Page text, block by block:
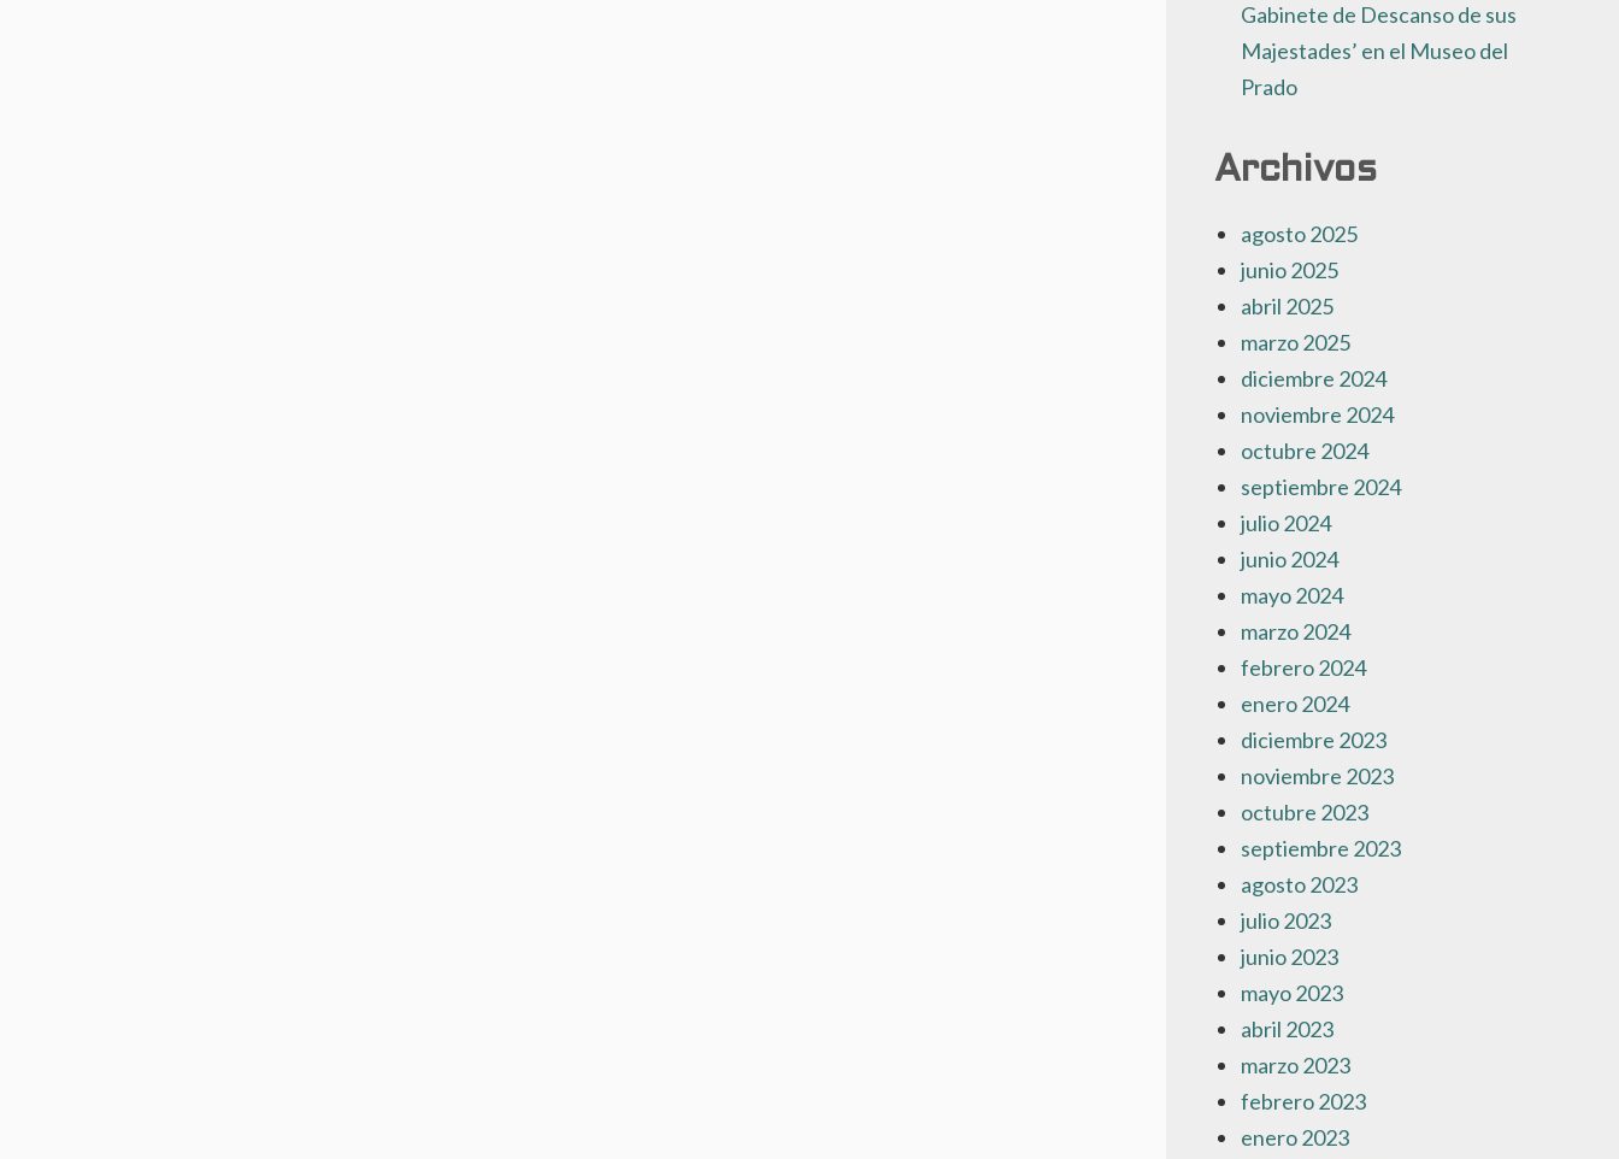
Gabinete de Descanso de sus
Majestades’ en el Museo del
Prado
Archivos
agosto 2025
junio 2025
abril 2025
marzo 2025
diciembre 2024
noviembre 2024
octubre 2024
septiembre 2024
julio 2024
junio 2024
mayo 2024
marzo 2024
febrero 2024
enero 2024
diciembre 2023
noviembre 2023
octubre 2023
septiembre 2023
agosto 2023
julio 2023
junio 2023
mayo 2023
abril 2023
marzo 2023
febrero 2023
enero 2023